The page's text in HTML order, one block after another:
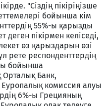
"Сіздің пікіріңізше
бойынша кім
55%-ы қарызды
деген пікірмен келіседі,
өз қарыздарын өзі
рете респонденттердің
бойынша
Орталық Банк,
комиссия алуы
6%-ы Грецияның